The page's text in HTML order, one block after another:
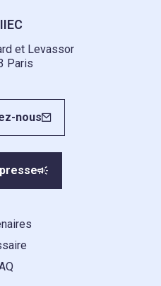
et Levassor
Paris
nous